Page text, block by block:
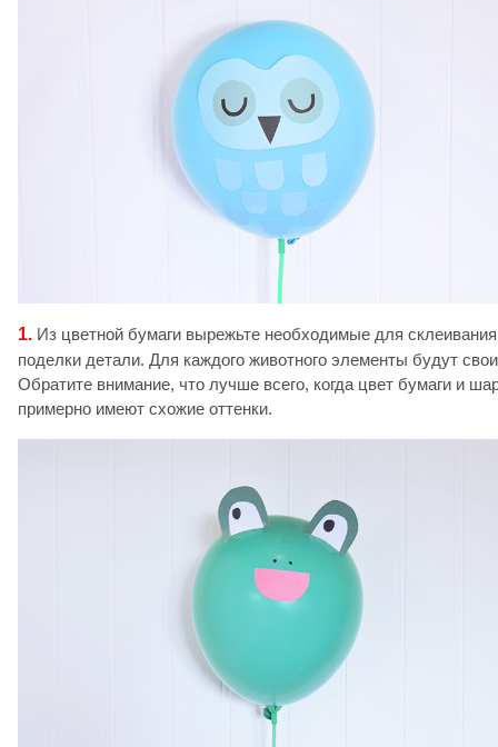
1. Из цветной бумаги вырежьте необходимые для склеивания
поделки детали. Для каждого животного элементы будут
Обратите внимание, что лучше всего, когда цвет бумаги и
примерно имеют схожие оттенки.